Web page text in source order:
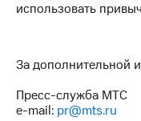
погашении
облигаций
Другое
использовать
За дополнительной
Пресс-служба МТС
e-mail: pr@mts.ru